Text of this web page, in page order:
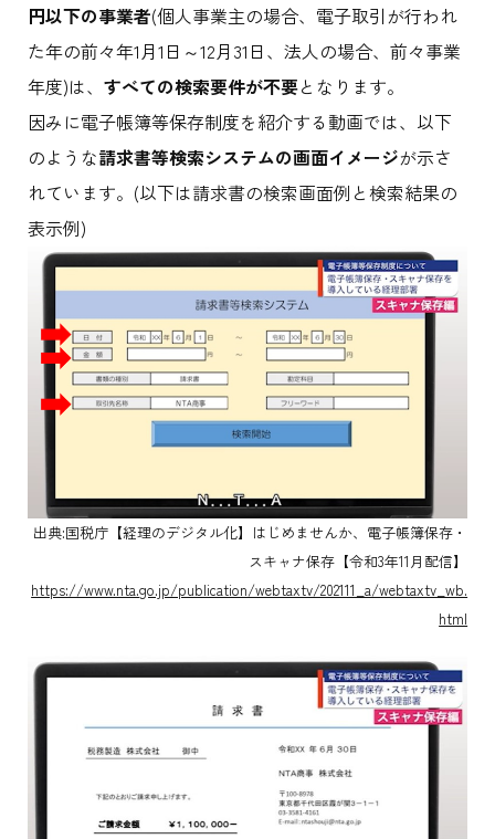
円以下の事業者(個人事業主の場合、電子取引が行われ
た年の前々年1月1日～12月31日、法人の場合、前々事業
年度)は、 すべての検索要件が不要となります。
因みに電子帳簿等保存制度を紹介する動画では、以下
のような請求書等検索システムの画面イメージが示さ
れています。(以下は請求書の検索画面例と検索結果の
表示例)
出典:国税庁【経理のデジタル化】はじめませんか、電子帳簿保存・
スキャナ保存【令和3年11月配信】
https://www.nta.go.jp/publication/webtaxtv/202111_a/webtaxtv_wb.
html